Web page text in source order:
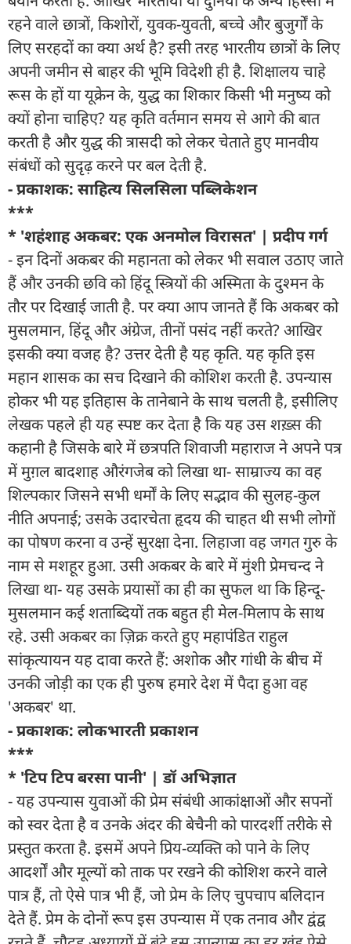
रहने वाले छात्रों, किशोरों, युवक-युवती, बच्चे और बुजुर्गों के
लिए सरहदों का क्या अर्थ है? इसी तरह भारतीय छात्रों के लिए
अपनी जमीन से बाहर की भूमि विदेशी ही है. शिक्षालय चाहे
रूस के हों या यूक्रेन के, युद्ध का शिकार किसी भी मनुष्य को
क्यों होना चाहिए? यह कृति वर्तमान समय से आगे की बात
करती है और युद्ध की त्रासदी को लेकर चेताते हुए मानवीय
संबंधों को सुदृढ़ करने पर बल देती है.
- प्रकाशक: साहित्य सिलसिला पब्लिकेशन
***
* 'शहंशाह अकबर: एक अनमोल विरासत' | प्रदीप गर्ग
- इन दिनों अकबर की महानता को लेकर भी सवाल उठाए जाते
हैं और उनकी छवि को हिंदू स्त्रियों की अस्मिता के दुश्मन के
तौर पर दिखाई जाती है. पर क्या आप जानते हैं कि अकबर को
मुसलमान, हिंदू और अंग्रेज, तीनों पसंद नहीं करते? आखिर
इसकी क्या वजह है? उत्तर देती है यह कृति. यह कृति इस
महान शासक का सच दिखाने की कोशिश करती है. उपन्यास
होकर भी यह इतिहास के तानेबाने के साथ चलती है, इसीलिए
लेखक पहले ही यह स्पष्ट कर देता है कि यह उस शख़्स की
कहानी है जिसके बारे में छत्रपति शिवाजी महाराज ने अपने पत्र
में मुग़ल बादशाह औरंगजेब को लिखा था- साम्राज्य का वह
शिल्पकार जिसने सभी धर्मों के लिए सद्भाव की सुलह-कुल
नीति अपनाई; उसके उदारचेता हृदय की चाहत थी सभी लोगों
का पोषण करना व उन्हें सुरक्षा देना. लिहाजा वह जगत गुरु के
नाम से मशहूर हुआ. उसी अकबर के बारे में मुंशी प्रेमचन्द ने
लिखा था- यह उसके प्रयासों का ही का सुफल था कि हिन्दू-
मुसलमान कई शताब्दियों तक बहुत ही मेल-मिलाप के साथ
रहे. उसी अकबर का ज़िक्र करते हुए महापंडित राहुल
सांकृत्यायन यह दावा करते हैं: अशोक और गांधी के बीच में
उनकी जोड़ी का एक ही पुरुष हमारे देश में पैदा हुआ वह
'अकबर' था.
- प्रकाशक: लोकभारती प्रकाशन
***
* 'टिप टिप बरसा पानी' | डॉ अभिज्ञात
- यह उपन्यास युवाओं की प्रेम संबंधी आकांक्षाओं और सपनों
को स्वर देता है व उनके अंदर की बेचैनी को पारदर्शी तरीके से
प्रस्तुत करता है. इसमें अपने प्रिय-व्यक्ति को पाने के लिए
आदर्शों और मूल्यों को ताक पर रखने की कोशिश करने वाले
पात्र हैं, तो ऐसे पात्र भी हैं, जो प्रेम के लिए चुपचाप बलिदान
देते हैं. प्रेम के दोनों रूप इस उपन्यास में एक तनाव और द्वंद्व